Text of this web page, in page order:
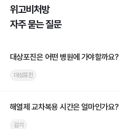
위고비처방
자주 묻는 질문
대상포진은 어떤 병원에 가야할까요?
대상포진
해열제 교차복용 시간은 얼마인가요?
감기